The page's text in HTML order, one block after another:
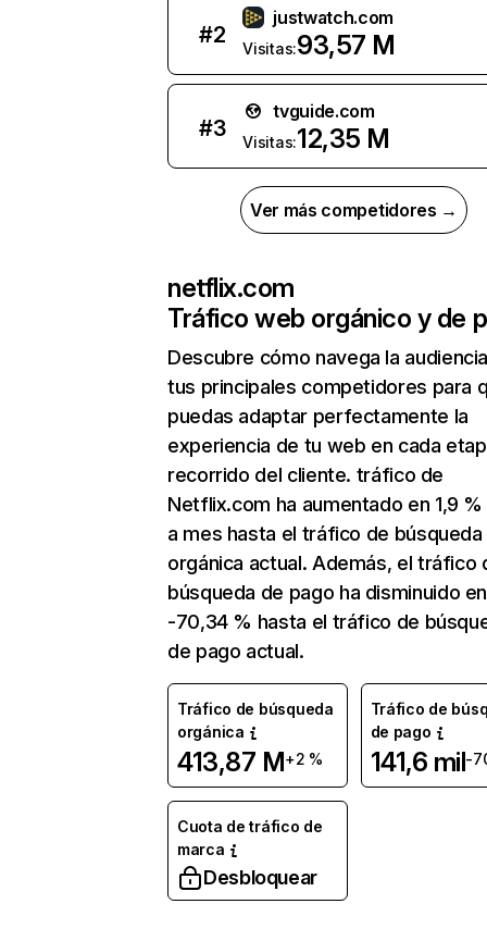
#2
justwatch.com
Visitas:93,57 M
#3
tvguide.com
Visitas:12,35 M
Ver más competidores →
netflix.com
Tráfico web orgánico y de
Descubre cómo navega la
tus principales competidores para
puedas adaptar perfectamente la
experiencia de tu web en cada
recorrido del cliente. tráfico de
Netflix.com ha aumentado en 1,9
a mes hasta el tráfico de búsqueda
orgánica actual. Además, el tráfico
búsqueda de pago ha disminuido en
-70,34 % hasta el tráfico de
de pago actual.
Tráfico de búsqueda
orgánica
413,87 M+2 %
Tráfico de
de pago
141,6 mil-
Cuota de tráfico de
marca
Desbloquear